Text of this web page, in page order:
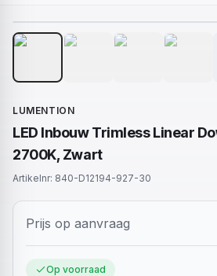
LUMENTION
LED Inbouw Trimless Linear
2700K, Zwart
Artikelnr: 840-D12194-927-30
Prijs op aanvraag
Op voorraad